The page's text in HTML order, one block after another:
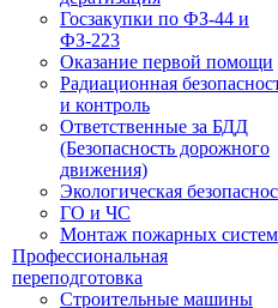
Госзакупки по ФЗ-44 и
ФЗ-223
Оказание первой помощи
Радиационная
и контроль
Ответственные за БДД
(Безопасность дорожного
движения)
Экологическая
ГО и ЧС
Монтаж пожарных систем
Профессиональная
переподготовка
Строительные машины